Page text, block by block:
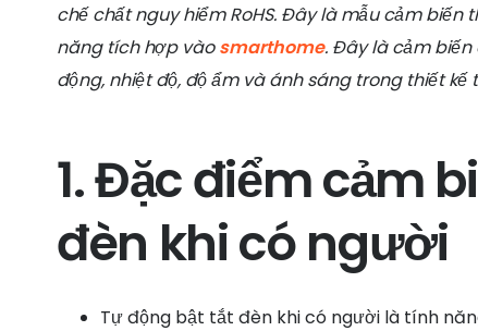
chế chất nguy hiểm RoHS. Đây là mẫu cảm
năng tích hợp vào smarthome. Đây là cảm
động, nhiệt độ, độ ẩm và ánh sáng trong thiết kế
1. Đặc điểm cảm
đèn khi có người
Tự động bật tắt đèn khi có người là tính